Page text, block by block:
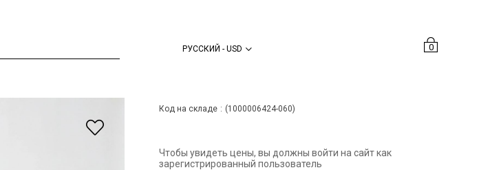
РУССКИЙ - USD 0
Код на складе (1000006424-060)
Чтобы увидеть цены, вы должны войти на сайт как
зарегистрированный пользователь